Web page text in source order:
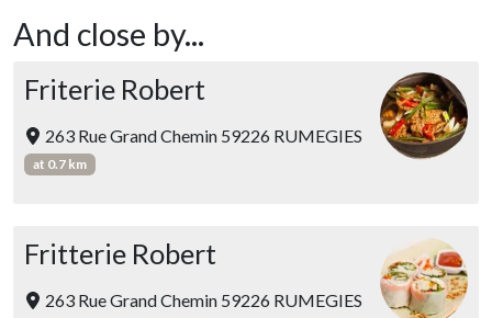
And close by...
Friterie Robert
263 Rue Grand Chemin 59226 RUMEGIES
at 0.7 km
Fritterie Robert
263 Rue Grand Chemin 59226 RUMEGIES